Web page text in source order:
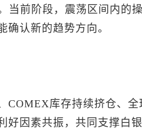
当前阶段，震荡区间内的
确认新的趋势方向。
COMEX库存持续挤仓、
好因素共振，共同支撑白